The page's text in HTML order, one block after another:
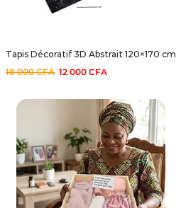
Tapis Décoratif 3D Abstrait 120×170 cm
18 000CFA 12 000 CFA